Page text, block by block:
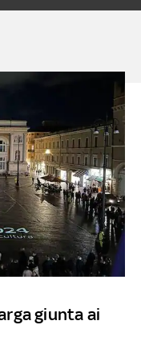
giunta ai